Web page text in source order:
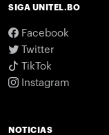
SIGA UNITEL.BO
Facebook
Twitter
TikTok
Instagram
NOTICIAS